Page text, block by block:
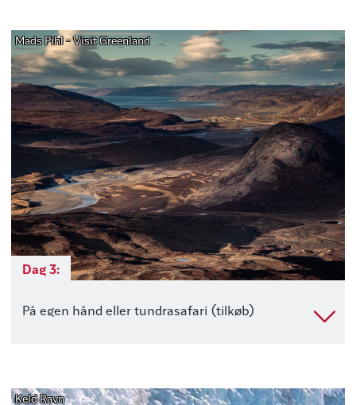
Mads Pihl - Visit Greenland
Dag 3:
På egen hånd eller tundrasafari (tilkøb)
Keld Ravn